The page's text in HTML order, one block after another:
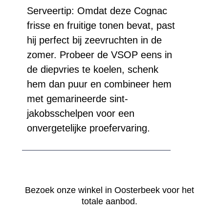
Serveertip: Omdat deze Cognac
frisse en fruitige tonen bevat, past
hij perfect bij zeevruchten in de
zomer. Probeer de VSOP eens in
de diepvries te koelen, schenk
hem dan puur en combineer hem
met gemarineerde sint-
jakobsschelpen voor een
onvergetelijke proefervaring.
Bezoek onze winkel in Oosterbeek voor het
totale aanbod.